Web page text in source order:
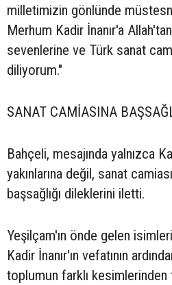
milletimizin gönlünde
Merhum Kadir İnanır'a
sevenlerine ve Türk sanat
diliyorum."
SANAT CAMİASINA
Bahçeli, mesajında yalnızca
yakınlarına değil, sanat
başsağlığı dileklerini iletti.
Yeşilçam'ın önde gelen
Kadir İnanır'ın vefatının
toplumun farklı kesimlerinden